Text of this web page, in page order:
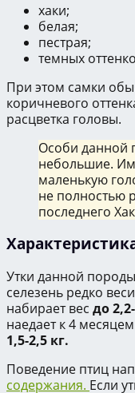
хаки;
белая;
пестрая;
темных
При этом самки
коричневого
расцветка головы.
Особи данной
небольшие.
маленькую
не полностью
последнего
Утки данной
селезень редко
набирает вес до
наедает к 4
1,5-2,5 кг.
Поведение птиц
содержания. Если